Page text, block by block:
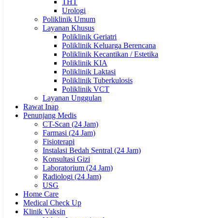
THT
Urologi
Poliklinik Umum
Layanan Khusus
Poliklinik Geriatri
Poliklinik Keluarga Berencana
Poliklinik Kecantikan / Estetika
Poliklinik KIA
Poliklinik Laktasi
Poliklinik Tuberkulosis
Poliklinik VCT
Layanan Unggulan
Rawat Inap
Penunjang Medis
CT-Scan (24 Jam)
Farmasi (24 Jam)
Fisioterapi
Instalasi Bedah Sentral (24 Jam)
Konsultasi Gizi
Laboratorium (24 Jam)
Radiologi (24 Jam)
USG
Home Care
Medical Check Up
Klinik Vaksin